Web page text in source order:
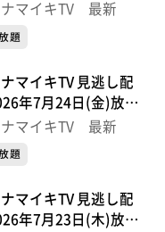
ナマイキTV 最新
題
マイキTV 見逃し配
年7月24日(金)放送
ナマイキTV 最新
題
マイキTV 見逃し配
年7月23日(木)放送